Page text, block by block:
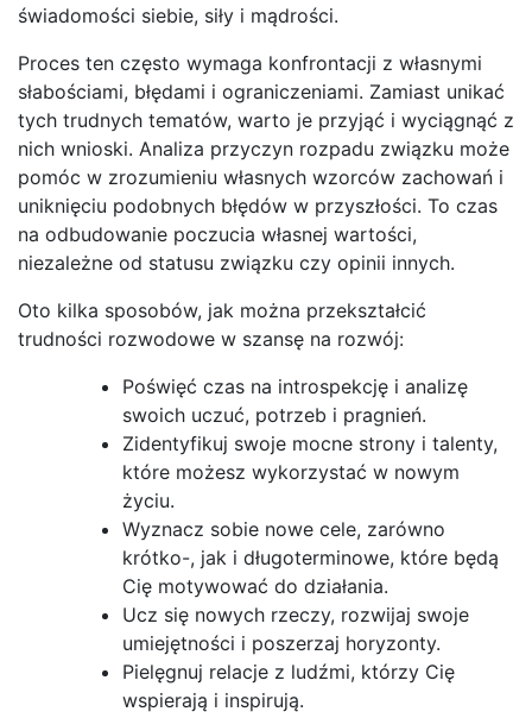
świadomości siebie, siły i mądrości.
Proces ten często wymaga konfrontacji z własnymi
słabościami, błędami i ograniczeniami. Zamiast unikać
tych trudnych tematów, warto je przyjąć i wyciągnąć z
nich wnioski. Analiza przyczyn rozpadu związku może
pomóc w zrozumieniu własnych wzorców zachowań i
uniknięciu podobnych błędów w przyszłości. To czas
na odbudowanie poczucia własnej wartości,
niezależne od statusu związku czy opinii innych.
Oto kilka sposobów, jak można przekształcić
trudności rozwodowe w szansę na rozwój:
Poświęć czas na introspekcję i analizę
swoich uczuć, potrzeb i pragnień.
Zidentyfikuj swoje mocne strony i talenty,
które możesz wykorzystać w nowym
życiu.
Wyznacz sobie nowe cele, zarówno
krótko-, jak i długoterminowe, które będą
Cię motywować do działania.
Ucz się nowych rzeczy, rozwijaj swoje
umiejętności i poszerzaj horyzonty.
Pielęgnuj relacje z ludźmi, którzy Cię
wspierają i inspirują.